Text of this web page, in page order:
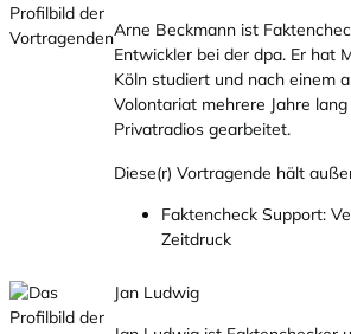
Arne Beckmann ist
Entwickler bei der dpa. Er hat
Köln studiert und nach einem
Volontariat mehrere Jahre
Privatradios gearbeitet.
Diese(r) Vortragende hält
Faktencheck Support:
Zeitdruck
Jan Ludwig